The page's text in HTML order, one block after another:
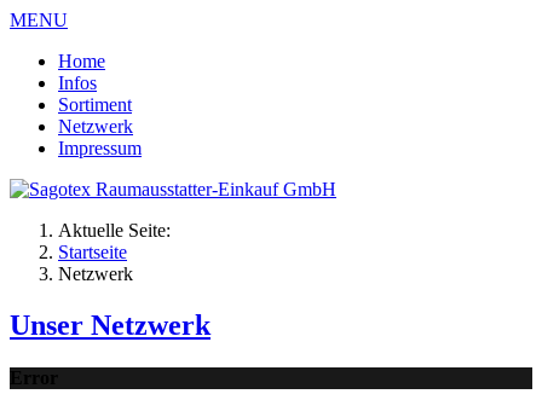
MENU
Home
Infos
Sortiment
Netzwerk
Impressum
Aktuelle Seite:
Startseite
Netzwerk
Unser Netzwerk
Error